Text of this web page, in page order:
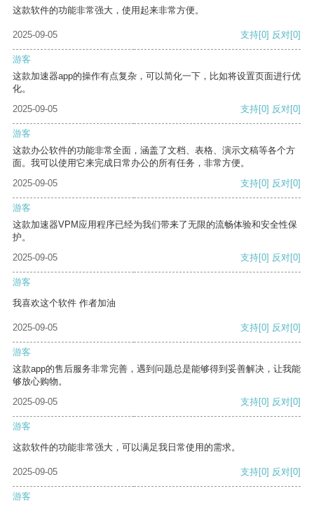
这款软件的功能非常强大，使用起来非常方便。
2025-09-05 支持[0] 反对[0]
游客
这款加速器app的操作有点复杂，可以简化一下，比如将设置页面进行优
化。
2025-09-05
支持[0] 反对[0]
游客
这款办公软件的功能非常全面，涵盖了文档、表格、演示文稿等各个方
面。我可以使用它来完成日常办公的所有任务，非常方便。
2025-09-05
支持[0] 反对[0]
游客
这款加速器VPM应用程序已经为我们带来了无限的流畅体验和安全性保
护。
2025-09-05
支持[0] 反对[0]
游客
我喜欢这个软件 作者加油
2025-09-05 支持[0] 反对[0]
游客
这款app的售后服务非常完善，遇到问题总是能够得到妥善解决，让我能
够放心购物。
2025-09-05
支持[0] 反对[0]
游客
这款软件的功能非常强大，可以满足我日常使用的需求。
2025-09-05 支持[0] 反对[0]
游客